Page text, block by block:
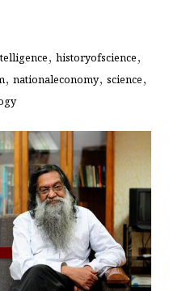
, historyofscience,
, nationaleconomy, science,